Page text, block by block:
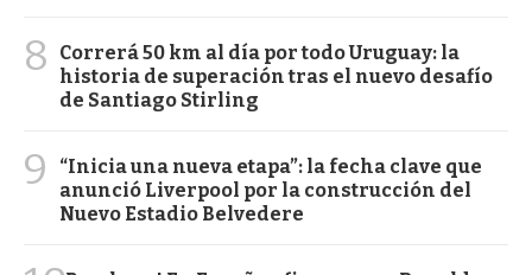
8
Correrá 50 km al día por todo Uruguay: la
historia de superación tras el nuevo desafío
de Santiago Stirling
9
“Inicia una nueva etapa”: la fecha clave que
anunció Liverpool por la construcción del
Nuevo Estadio Belvedere